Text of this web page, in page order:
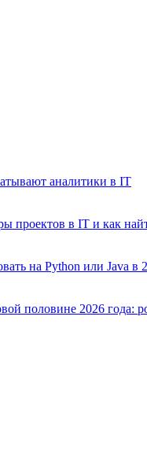
аналитики в IT
проектов в IT и как
на Python или Java
половине 2026 года: